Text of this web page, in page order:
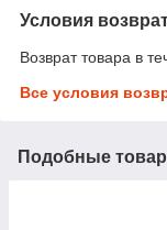
Условия
Возврат товара в
Все условия
Подобные